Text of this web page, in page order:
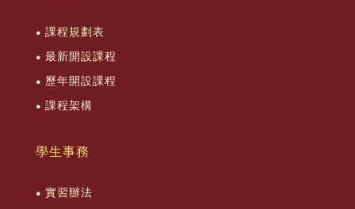
課程規劃表
最新開設課程
歷年開設課程
課程架構
學生事務
實習辦法